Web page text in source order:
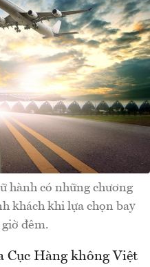
hành có những chương
khách khi lựa chọn bay
đêm.
Cục Hàng không Việt